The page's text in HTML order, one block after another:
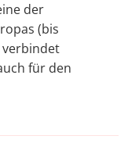
der
(bis
verbindet
für den